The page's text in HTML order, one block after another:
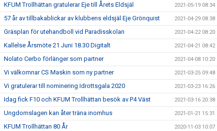
KFUM Trollhättan gratulerar Eje till Årets Eldsjäl 2021-05-19 08:34
57 år av tillbakablickar av klubbens eldsjäl Eje Grönquist 2021-04-29 08:38
Gräsplan för utehandboll vid Paradisskolan 2021-04-22 08:20
Kallelse Årsmöte 21 Juni 18.30 Digitalt 2021-04-21 08:42
Nolato Cerbo förlänger som partner 2021-04-08 10:20
Vi välkomnar CS Maskin som ny partner 2021-03-25 09:48
Vi gratulerar till nominering Idrottsgala 2020 2021-03-23 16:26
Idag fick F10 och KFUM Trollhättan besök av P4 Väst 2021-03-16 20:38
Ungdomslagen kan åter träna inomhus 2021-01-21 15:31
KFUM Trollhättan 80 År 2020-11-03 10:07